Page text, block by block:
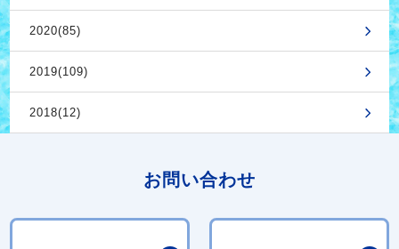
2020(85)
2019(109)
2018(12)
お問い合わせ